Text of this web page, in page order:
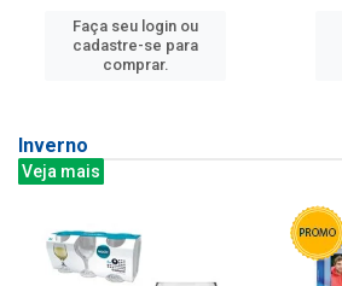
Faça seu login ou
cadastre-se para
comprar.
Inverno
Veja mais